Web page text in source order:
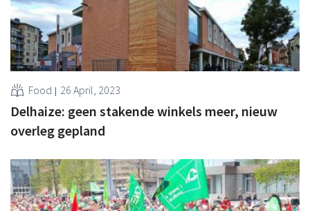
Food 26 April, 2023
Delhaize: geen stakende winkels meer, nieuw
overleg gepland